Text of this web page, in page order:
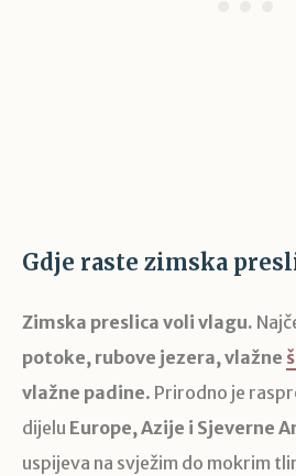
Gdje raste zimska
Zimska preslica voli vlagu.
potoke, rubove jezera, vlažne
vlažne padine. Prirodno je
dijelu Europe, Azije i Sjeverne
uspijeva na svježim do mokrim